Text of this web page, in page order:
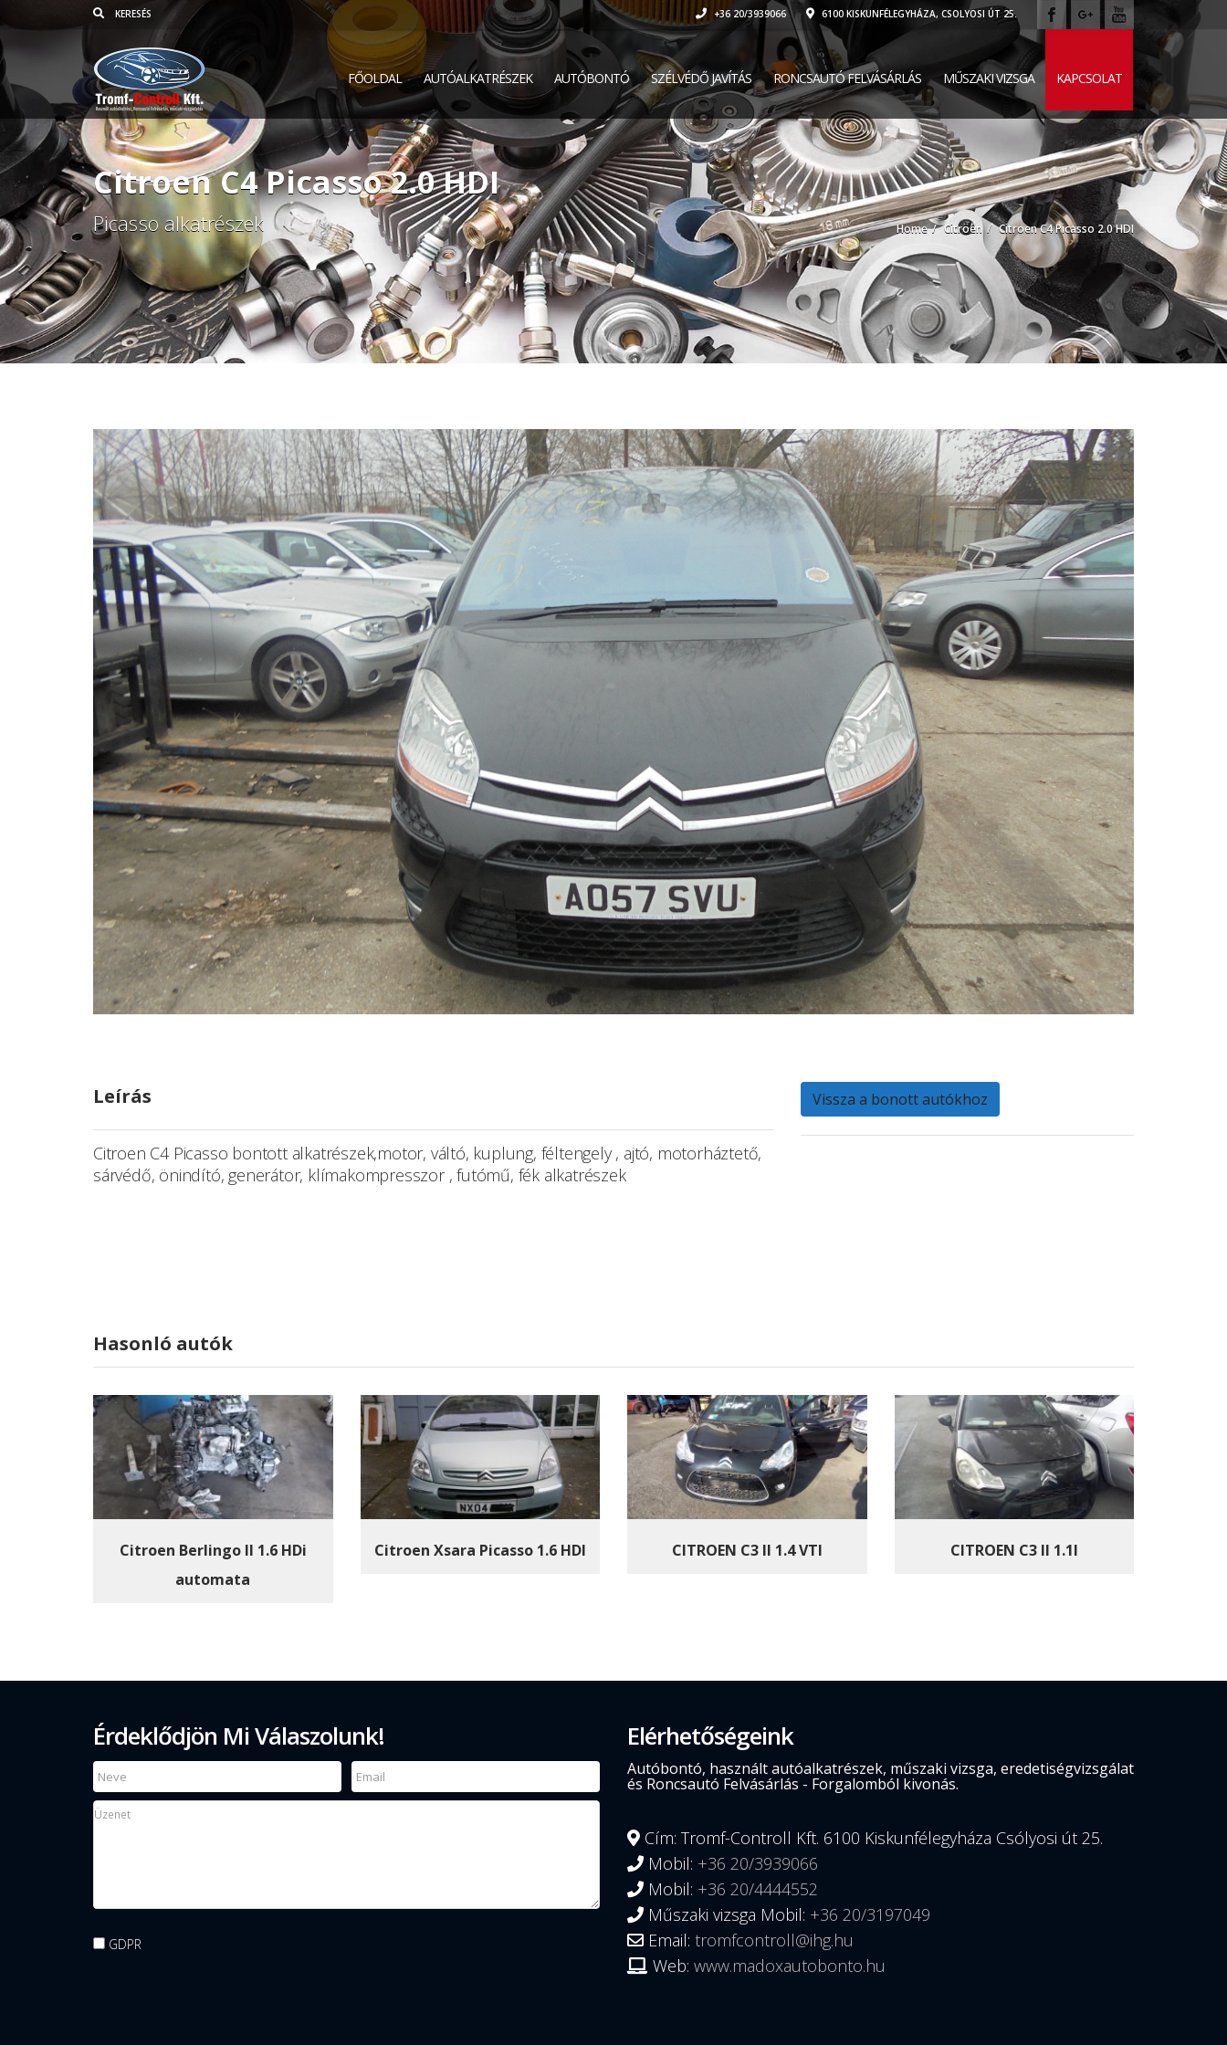
+36 20/3939066 6100 KISKUNFÉLEGYHÁZA, CSOLYOSI ÚT 25.
FŐOLDAL AUTÓALKATRÉSZEK AUTÓBONTÓ SZÉLVÉDŐ JAVÍTÁS RONCSAUTÓ FELVÁSÁRLÁS MŰSZAKI VIZSGA KAPCSOLAT
Citroen C4 Picasso 2.0 HDI
Picasso alkatrészek Home Citröen Citroen C4 Picasso 2.0 HDI
Leírás
Citroen C4 Picasso bontott alkatrészek,motor, váltó, kuplung, féltengely , ajtó, motorháztető,
sárvédő, önindító, generátor, klímakompresszor , futómű, fék alkatrészek
Vissza a bonott autókhoz
Hasonló autók
Citroen Berlingo II 1.6 HDi
automata
Citroen Xsara Picasso 1.6 HDI CITROEN C3 II 1.4 VTI CITROEN C3 II 1.1I
Érdeklődjön Mi Válaszolunk!
GDPR
Elérhetőségeink
Autóbontó, használt autóalkatrészek, műszaki vizsga, eredetiségvizsgálat
és Roncsautó Felvásárlás - Forgalomból kivonás.
Cím: Tromf-Controll Kft. 6100 Kiskunfélegyháza Csólyosi út 25.
Mobil: +36 20/3939066
Mobil: +36 20/4444552
Műszaki vizsga Mobil: +36 20/3197049
Email: tromfcontroll@ihg.hu
Web: www.madoxautobonto.hu